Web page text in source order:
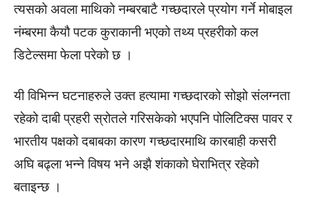
त्यसको अवला माथिको नम्बरबाटै गच्छदारले प्रयोग गर्ने मोबाइल
नंम्बरमा कैयौ पटक कुराकानी भएको तथ्य प्रहरीको कल
डिटेल्समा फेला परेको छ ।
यी विभिन्न घटनाहरुले उक्त हत्यामा गच्छदारको सोझो संलग्नता
रहेको दाबी प्रहरी स्रोतले गरिसकेको भएपनि पोलिटिक्स पावर र
भारतीय पक्षको दबाबका कारण गच्छदारमाथि कारबाही कसरी
अघि बढ्ला भन्ने विषय भने अझै शंकाको घेराभित्र रहेको
बताइन्छ ।